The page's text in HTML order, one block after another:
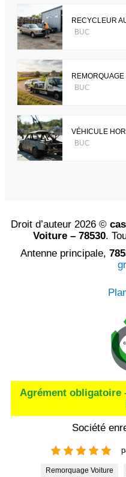
RECYCLEUR
BUC
BUC
VÉHICULE
BUC
Droit d’auteur 2026 ©
Voiture – 78530.
Antenne principale,
Agrément obligatoire
Société
Remorquage Voiture